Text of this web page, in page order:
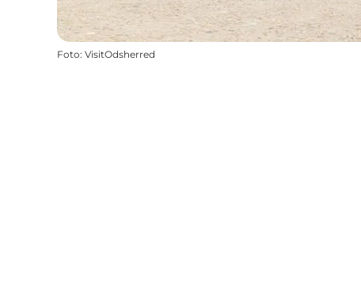
Foto: VisitOdsherred